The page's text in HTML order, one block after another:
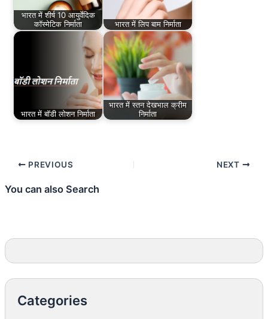
भारत में शीर्ष 10 आयुर्वेदिक
कॉस्मेटिक निर्माता
भारत में लिप बाम निर्माता
भारत में बॉडी लोशन निर्माता
भारत में स्तन देखभाल क्रीम
निर्माता
PREVIOUS NEXT
You can also Search
Categories